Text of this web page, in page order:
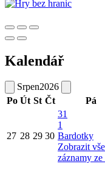
Kalendář
Srpen2026
Po Út St Čt Pá
27 28 29 30
31
1
Bardotky
Zobrazit
záznamy ze